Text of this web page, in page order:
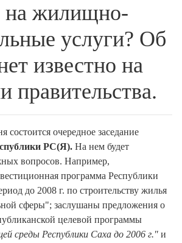
на жилищно-
услуги? Об
известно на
правительства.
состоится очередное заседание
РС(Я). На нем будет
вопросов. Например,
программа Республики
до 2008 г. по строительству жилья
сферы"; заслушаны предложения о
целевой программы
среды Республики Саха до 2006 г." и